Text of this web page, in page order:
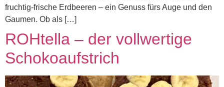
fruchtig-frische Erdbeeren – ein Genuss fürs Auge und den
Gaumen. Ob als […]
ROHtella – der vollwertige
Schokoaufstrich